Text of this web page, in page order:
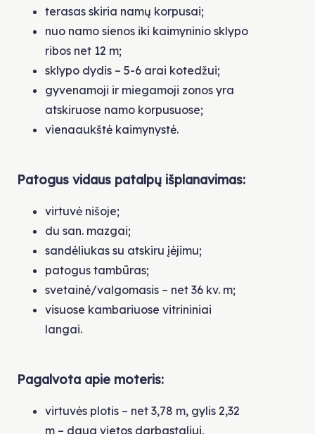
terasas skiria namų korpusai;
nuo namo sienos iki kaimyninio sklypo
ribos net 12 m;
sklypo dydis – 5-6 arai kotedžui;
gyvenamoji ir miegamoji zonos yra
atskiruose namo korpusuose;
vienaaukštė kaimynystė.
Patogus vidaus patalpų išplanavimas:
virtuvė nišoje;
du san. mazgai;
sandėliukas su atskiru įėjimu;
patogus tambūras;
svetainė/valgomasis – net 36 kv. m;
visuose kambariuose vitrininiai
langai.
Pagalvota apie moteris:
virtuvės plotis – net 3,78 m, gylis 2,32
m – daug vietos darbastaliui,